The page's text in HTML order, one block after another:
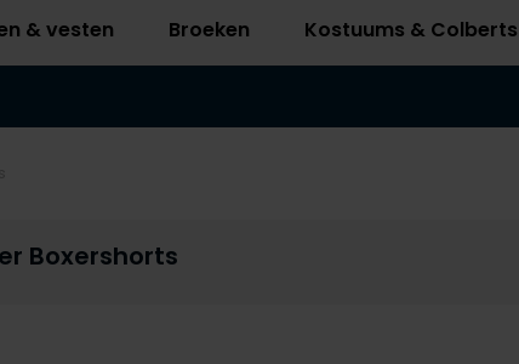
& vesten Broeken Kostuums & Colberts
Boxershorts